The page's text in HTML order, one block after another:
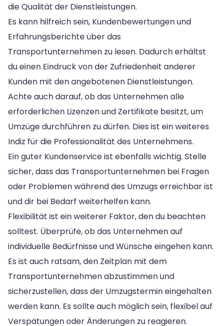
die Qualität der Dienstleistungen.
Es kann hilfreich sein, Kundenbewertungen und
Erfahrungsberichte über das
Transportunternehmen zu lesen. Dadurch erhältst
du einen Eindruck von der Zufriedenheit anderer
Kunden mit den angebotenen Dienstleistungen.
Achte auch darauf, ob das Unternehmen alle
erforderlichen Lizenzen und Zertifikate besitzt, um
Umzüge durchführen zu dürfen. Dies ist ein weiteres
Indiz für die Professionalität des Unternehmens.
Ein guter Kundenservice ist ebenfalls wichtig. Stelle
sicher, dass das Transportunternehmen bei Fragen
oder Problemen während des Umzugs erreichbar ist
und dir bei Bedarf weiterhelfen kann.
Flexibilität ist ein weiterer Faktor, den du beachten
solltest. Überprüfe, ob das Unternehmen auf
individuelle Bedürfnisse und Wünsche eingehen kann.
Es ist auch ratsam, den Zeitplan mit dem
Transportunternehmen abzustimmen und
sicherzustellen, dass der Umzugstermin eingehalten
werden kann. Es sollte auch möglich sein, flexibel auf
Verspätungen oder Änderungen zu reagieren.